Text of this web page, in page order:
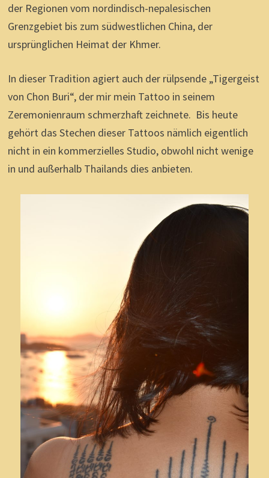
der Regionen vom nordindisch-nepalesischen
Grenzgebiet bis zum südwestlichen China, der
ursprünglichen Heimat der Khmer.
In dieser Tradition agiert auch der rülpsende „Tigergeist
von Chon Buri“, der mir mein Tattoo in seinem
Zeremonienraum schmerzhaft zeichnete. Bis heute
gehört das Stechen dieser Tattoos nämlich eigentlich
nicht in ein kommerzielles Studio, obwohl nicht wenige
in und außerhalb Thailands dies anbieten.